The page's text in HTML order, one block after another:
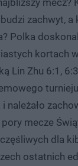
budzi zachwyt,
Polka
kortach
Lin Zhu 6:1,
należało
mecze
dla
ostatnich